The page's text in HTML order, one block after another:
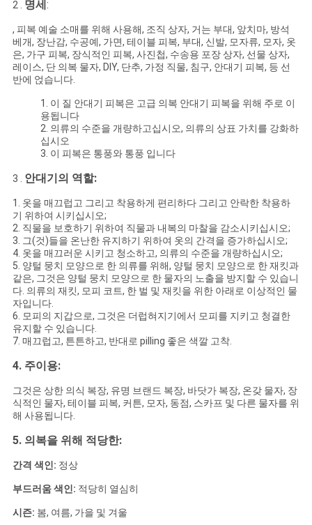
맵
PRIVACY
POLICY
2 . 명세 :
, 피복 예술 소매를 위해 사용해, 조직 상자, 거는 부대, 앞치마, 방석
베개, 장난감, 수공예, 가면, 테이블 피복, 부대, 신발, 모자류, 모자, 옷
은, 가구 피복, 장식적인 피복, 사진첩, 수송용 포장 상자, 선물 상자,
레이스, 단 의복 물자, DIY, 단추, 가정 직물, 침구, 안대기 피복, 등 선
반에 얹습니다.
1. 이 질 안대기 피복은 고급 의복 안대기 피복을 위해 주로 이
용됩니다
2. 의류의 수준을 개량하고십시오, 의류의 상표 가치를 강화하
십시오
3. 이 피복은 통풍와 통풍 입니다
3 . 안대기의 역할:
1. 옷을 매끄럽고 그리고 착용하게 편리하다 그리고 안락한 착용하
기 위하여 시키십시오;
2. 직물을 보호하기 위하여 직물과 내복의 마찰을 감소시키십시오;
3. 그(것)들을 온난한 유지하기 위하여 옷의 간격을 증가하십시오;
4. 옷을 매끄러운 시키고 청소하고, 의류의 수준을 개량하십시오;
5. 양털 뭉치 모양으로 한 의류를 위해, 양털 뭉치 모양으로 한 재킷과
같은, 그것은 양털 뭉치 모양으로 한 물자의 노출을 방지할 수 있습니
다. 의류의 재킷, 모피 코트, 한 벌 및 재킷을 위한 아래로 이상적인 물
자입니다.
6. 모피의 지갑으로, 그것은 더럽혀지기에서 모피를 지키고 청결한
유지할 수 있습니다.
7. 매끄럽고, 튼튼하고, 반대로 pilling 좋은 색깔 고착.
4. 주이용:
그것은 상한 의식 복장, 유명 브랜드 복장, 바닷가 복장, 온갖 물자, 장
식적인 물자, 테이블 피복, 커튼, 모자, 동점, 스카프 및 다른 물자를 위
해 사용됩니다.
5.의복을 위해 적당한:
간격 색인: 정상
부드러움 색인: 적당히 열심히
시즌: 봄, 여름, 가을 및 겨울